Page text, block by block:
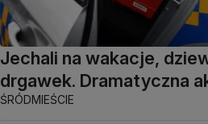
Jechali na wakacje,
drgawek. Dramatyczna
ŚRÓDMIEŚCIE